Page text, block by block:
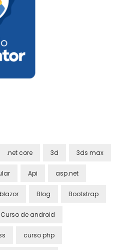
.net core 3d 3ds max
Api asp.net
blazor Blog Bootstrap
Curso de android
curso php